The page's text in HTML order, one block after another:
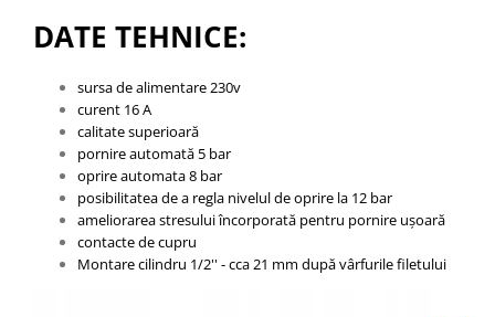
DATE TEHNICE:
sursa de alimentare 230v
curent 16 A
calitate superioară
pornire automată 5 bar
oprire automata 8 bar
posibilitatea de a regla nivelul de oprire la 12 bar
ameliorarea stresului încorporată pentru pornire ușoară
contacte de cupru
Montare cilindru 1/2'' - cca 21 mm după vârfurile filetului